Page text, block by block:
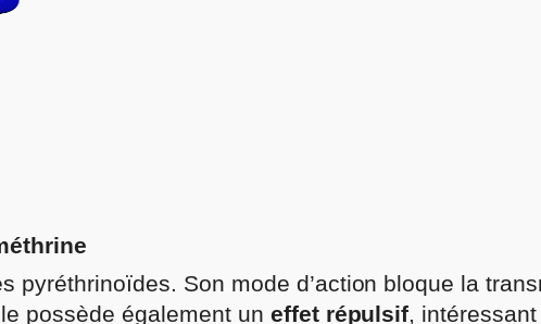
pyréthrinoïdes. Son mode d’action bloque la
possède également un effet répulsif,